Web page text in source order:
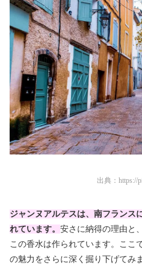
出典： https://
ジャンヌアルテスは、南フランス
れています。 安さに納得の理由と
この香水は作られています。ここ
の魅力をさらに深く掘り下げてみ